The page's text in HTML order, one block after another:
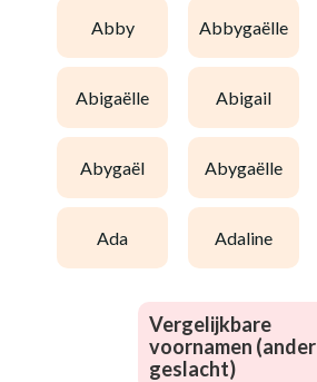
abby abbygaëlle
abigaëlle abigail
abygaël abygaëlle
ada adaline
Vergelijkbare
voornamen (ander
geslacht)